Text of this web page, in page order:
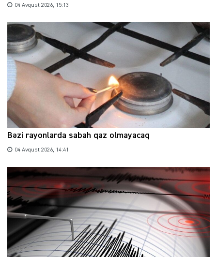
04 Avqust 2026, 15:13
Bəzi rayonlarda sabah qaz olmayacaq
04 Avqust 2026, 14:41